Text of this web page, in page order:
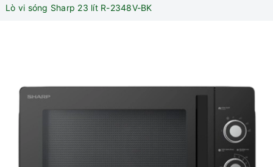
Lò vi sóng Sharp 23 lít R-2348V-BK